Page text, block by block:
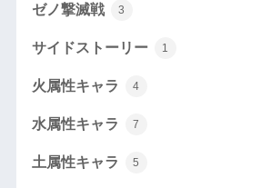
ゼノ撃滅戦 3
サイドストーリー 1
火属性キャラ 4
水属性キャラ 7
土属性キャラ 5